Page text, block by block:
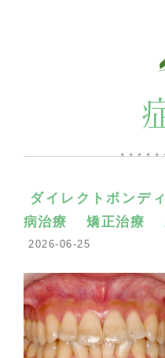
ダイレクトボンデ
病治療
矯正治療
2026-06-25